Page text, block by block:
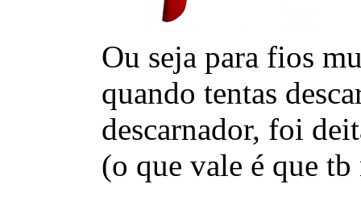
Ou seja para fios
quando tentas
descarnador, foi
(o que vale é que